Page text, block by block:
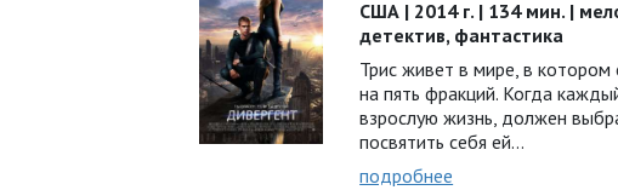
США | 2014 г. | 134 мин. |
детектив, фантастика
Трис живет в мире, в
на пять фракций. Когда
взрослую жизнь, должен
посвятить себя ей...
подробнее